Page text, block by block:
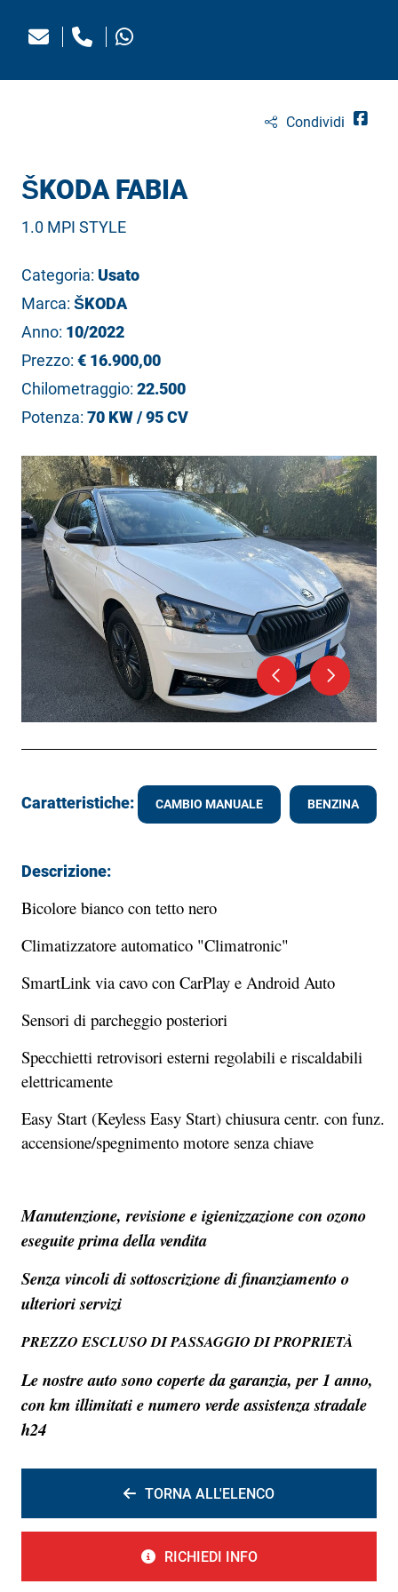
Condividi
ŠKODA FABIA
1.0 MPI STYLE
Categoria: Usato
Marca: ŠKODA
Anno: 10/2022
Prezzo: € 16.900,00
Chilometraggio: 22.500
Potenza: 70 KW / 95 CV
Caratteristiche: CAMBIO MANUALE BENZINA
Descrizione:
Bicolore bianco con tetto nero
Climatizzatore automatico "Climatronic"
SmartLink via cavo con CarPlay e Android Auto
Sensori di parcheggio posteriori
Specchietti retrovisori esterni regolabili e riscaldabili
elettricamente
Easy Start (Keyless Easy Start) chiusura centr. con funz.
accensione/spegnimento motore senza chiave
Manutenzione, revisione e igienizzazione con ozono
eseguite prima della vendita
Senza vincoli di sottoscrizione di finanziamento o
ulteriori servizi
PREZZO ESCLUSO DI PASSAGGIO DI PROPRIETÀ
Le nostre auto sono coperte da garanzia, per 1 anno,
con km illimitati e numero verde assistenza stradale
h24
TORNA ALL'ELENCO
RICHIEDI INFO